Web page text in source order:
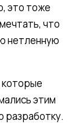
это тоже
что
нетленную
которые
этим
разработку.